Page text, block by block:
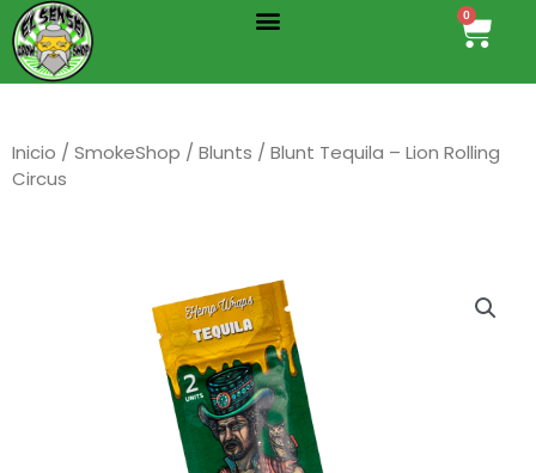
al
contenido
Menu 0
Cart
Inicio / SmokeShop / Blunts / Blunt Tequila – Lion Rolling
Circus